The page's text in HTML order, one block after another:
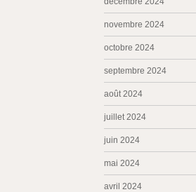
novembre 2024
octobre 2024
septembre 2024
août 2024
juillet 2024
juin 2024
mai 2024
avril 2024